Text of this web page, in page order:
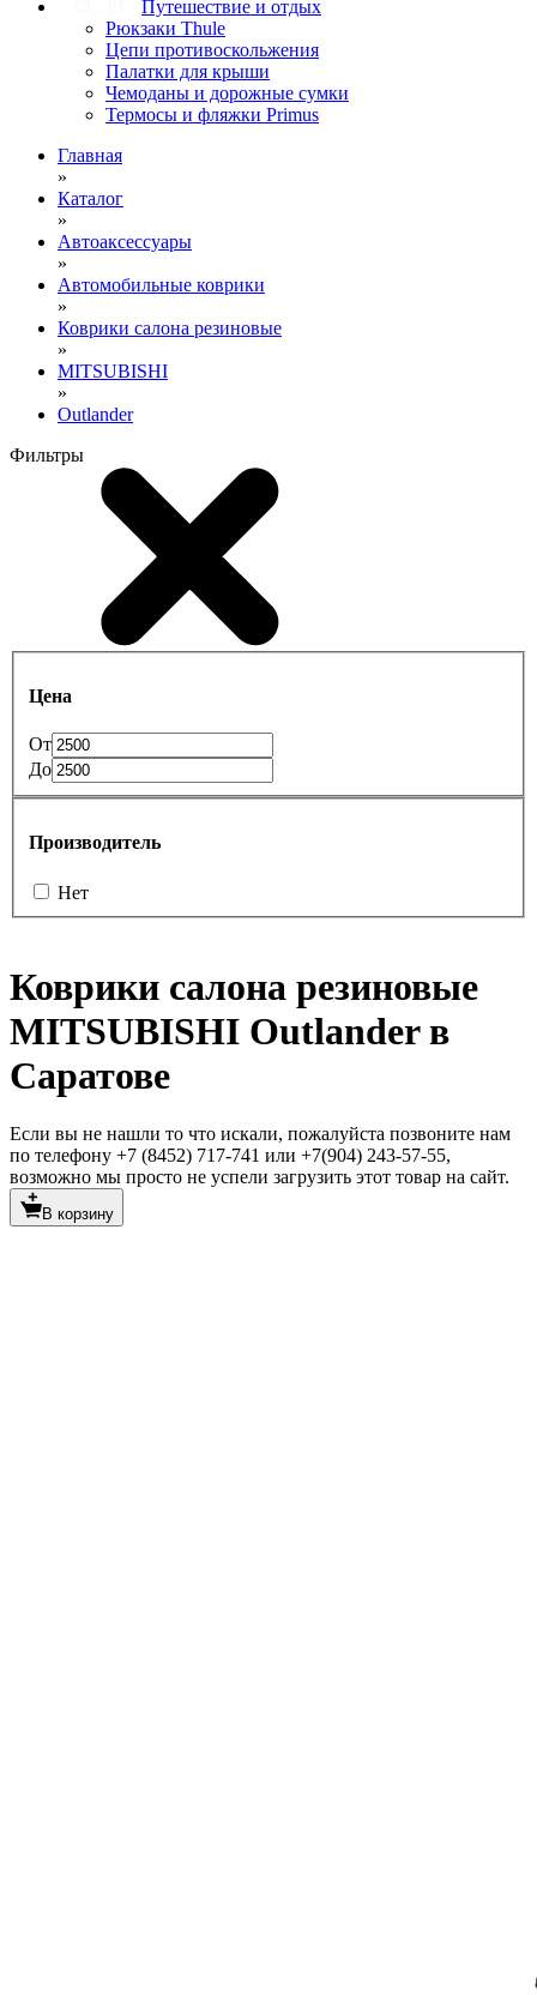
Путешествие и отдых
Рюкзаки Thule
Цепи противоскольжения
Палатки для крыши
Чемоданы и дорожные сумки
Термосы и фляжки Primus
Главная
»
Каталог
»
Автоаксессуары
»
Автомобильные коврики
»
Коврики салона резиновые
»
MITSUBISHI
»
Outlander
Фильтры
Цена
От
До
Производитель
Нет
Коврики салона резиновые
MITSUBISHI Outlander в
Саратове
Если вы не нашли то что искали, пожалуйста позвоните нам
по телефону +7 (8452) 717-741 или +7(904) 243-57-55,
возможно мы просто не успели загрузить этот товар на сайт.
В корзину